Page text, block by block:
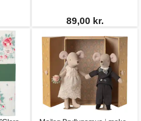
89,00 kr.